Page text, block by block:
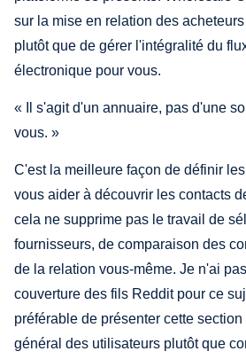
sur la mise en relation des
plutôt que de gérer l'intégralité du
électronique pour vous.
« Il s'agit d'un annuaire, pas d'une
vous. »
C'est la meilleure façon de définir
vous aider à découvrir les contacts
cela ne supprime pas le travail de
fournisseurs, de comparaison des
de la relation vous-même. Je n'ai
couverture des fils Reddit pour ce
préférable de présenter cette
général des utilisateurs plutôt que